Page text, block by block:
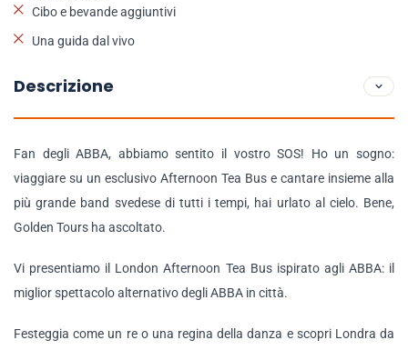
Cibo e bevande aggiuntivi
Una guida dal vivo
Descrizione
Fan degli ABBA, abbiamo sentito il vostro SOS! Ho un sogno:
viaggiare su un esclusivo Afternoon Tea Bus e cantare insieme alla
più grande band svedese di tutti i tempi, hai urlato al cielo. Bene,
Golden Tours ha ascoltato.
Vi presentiamo il London Afternoon Tea Bus ispirato agli ABBA: il
miglior spettacolo alternativo degli ABBA in città.
Festeggia come un re o una regina della danza e scopri Londra da